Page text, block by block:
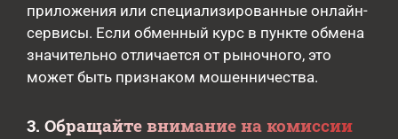
приложения или специализированные онлайн-
сервисы. Если обменный курс в пункте обмена
значительно отличается от рыночного, это
может быть признаком мошенничества.
3. Обращайте внимание на комиссии